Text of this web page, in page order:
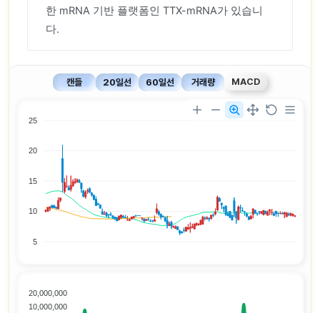
한 mRNA 기반 플랫폼인 TTX-mRNA가 있습니
다.
캔들 20일선 60일선 거래량 MACD
25
20
15
10
5
20,000,000
10,000,000